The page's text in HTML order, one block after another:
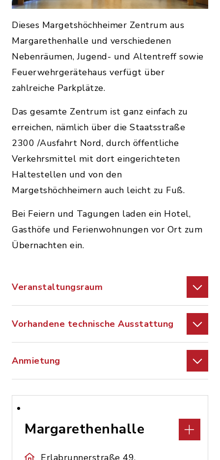
Dieses Margetshöchheimer Zentrum aus
Margarethenhalle und verschiedenen
Nebenräumen, Jugend- und Altentreff sowie
Feuerwehrgerätehaus verfügt über
zahlreiche Parkplätze.
Das gesamte Zentrum ist ganz einfach zu
erreichen, nämlich über die Staatsstraße
2300 /Ausfahrt Nord, durch öffentliche
Verkehrsmittel mit dort eingerichteten
Haltestellen und von den
Margetshöchheimern auch leicht zu Fuß.
Bei Feiern und Tagungen laden ein Hotel,
Gasthöfe und Ferienwohnungen vor Ort zum
Übernachten ein.
Veranstaltungsraum
Vorhandene technische Ausstattung
Anmietung
Margarethenhalle
Erlabrunnerstraße 49,